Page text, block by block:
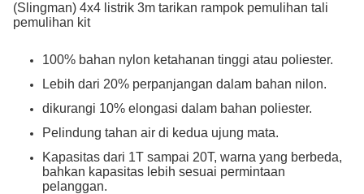
(Slingman) 4x4 listrik 3m tarikan rampok pemulihan tali
pemulihan kit
100% bahan nylon ketahanan tinggi atau poliester.
Lebih dari 20% perpanjangan dalam bahan nilon.
dikurangi 10% elongasi dalam bahan poliester.
Pelindung tahan air di kedua ujung mata.
Kapasitas dari 1T sampai 20T, warna yang berbeda,
bahkan kapasitas lebih sesuai permintaan
pelanggan.